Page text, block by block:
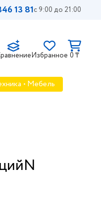
13 81с 9:00 до 21:00
Избранное 0 ₸
• Мебель